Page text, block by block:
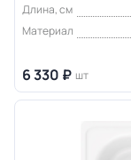
Длина, см
Материал
6 330 ₽ шт